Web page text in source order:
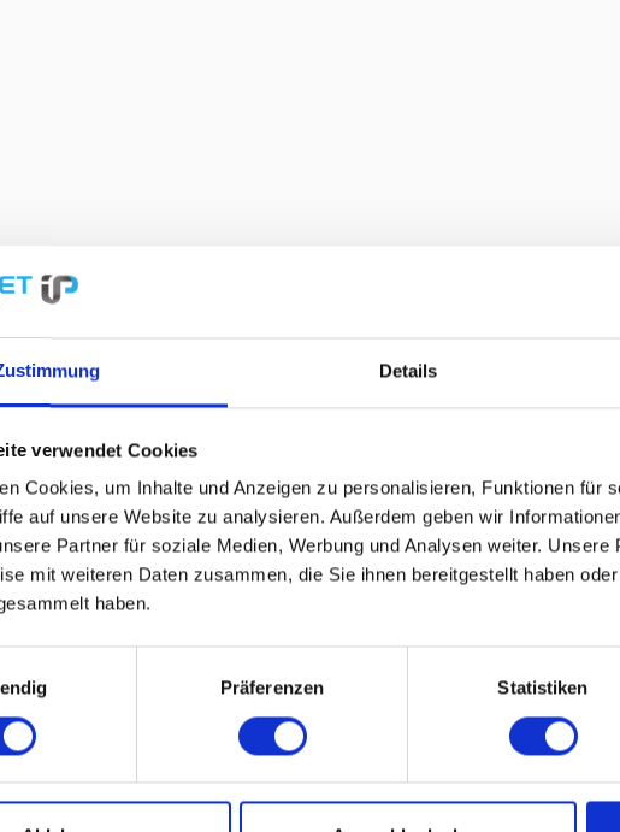
Details
verwendet Cookies
Cookies, um Inhalte und Anzeigen zu personalisieren, Funktionen für
auf unsere Website zu analysieren. Außerdem geben wir
Partner für soziale Medien, Werbung und Analysen weiter. Unsere
mit weiteren Daten zusammen, die Sie ihnen bereitgestellt haben
haben.
Präferenzen Statistiken